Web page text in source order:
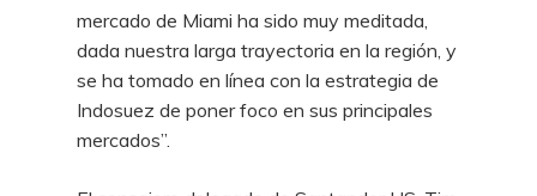
mercado de Miami ha sido muy meditada,
dada nuestra larga trayectoria en la región, y
se ha tomado en línea con la estrategia de
Indosuez de poner foco en sus principales
mercados”.